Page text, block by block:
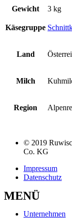
Gewicht 3 kg
Käsegruppe
Land
Milch
Region
© 2019
Co. KG
Impressum
Datenschutz
MENÜ
Unternehmen